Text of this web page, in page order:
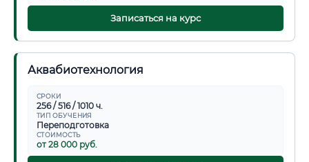
Записаться на курс
Аквабиотехнология
СРОКИ
256 / 516 / 1010 ч.
ТИП ОБУЧЕНИЯ
Переподготовка
СТОИМОСТЬ
от 28 000 руб.